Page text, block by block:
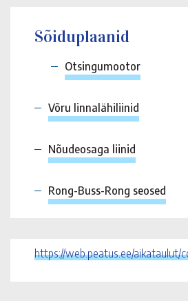
Sõiduplaanid
Otsingumootor
Võru linnalähiliinid
Nõudeosaga liinid
Rong-Buss-Rong seosed
https://web.peatus.ee/aikataulut/